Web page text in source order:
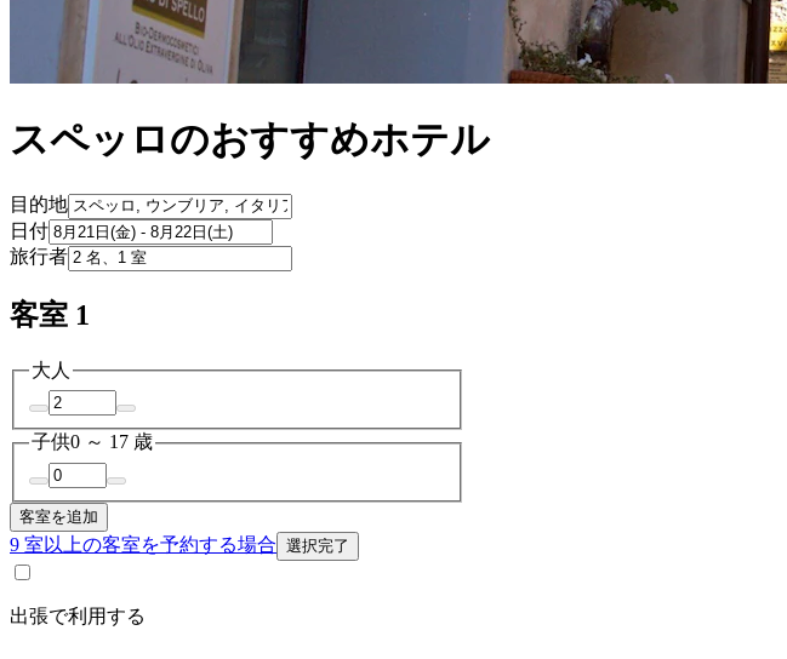
スペッロのおすすめホテル
目的地
日付
旅行者
客室 1
大人
子供0 ～ 17 歳
客室を追加
9 室以上の客室を予約する場合 選択完了
出張で利用する